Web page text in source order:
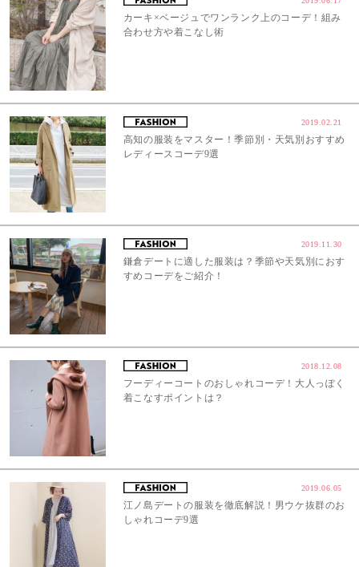
カーキ×ベージュでワンランク上のコーデ！組み
合わせ方や着こなし術
2019.02.21
高知の服装をマスター！季節別・天気別おすすめ
レディースコーデ9選
2019.11.30
鎌倉デートに適した服装は？季節や天気別におす
すめコーデをご紹介！
2018.12.08
フーディーコートのおしゃれコーデ！大人っぽく
着こなすポイントは？
2019.06.05
江ノ島デートの服装を徹底解説！男ウケ抜群のお
しゃれコーデ9選